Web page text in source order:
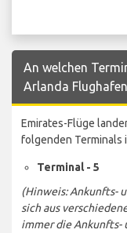
An welchen
Arlanda
Emirates-Flüge
folgenden Terminals
Terminal - 5
(Hinweis: Ankunfts-
sich aus
immer die Ankunfts-